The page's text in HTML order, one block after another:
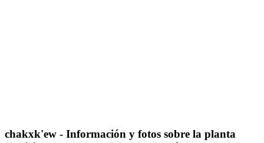
chakxk'ew - Información y fotos sobre la planta